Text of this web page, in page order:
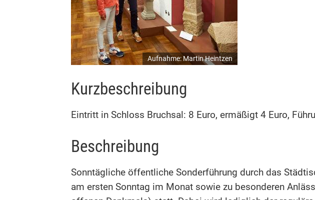
Aufnahme: Martin Heintzen
Kurzbeschreibung
Eintritt in Schloss Bruchsal: 8 Euro, ermäßigt 4 Euro,
Beschreibung
Sonntägliche öffentliche Sonderführung durch das
am ersten Sonntag im Monat sowie zu besonderen